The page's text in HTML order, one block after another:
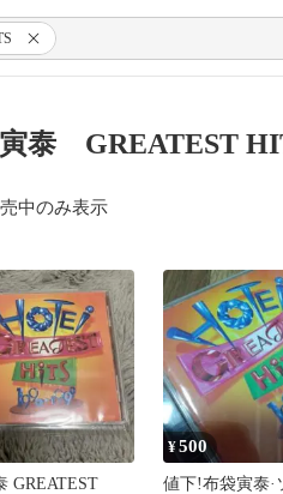
泰 GREATEST
中のみ表示
GREATEST
¥500
値下!布袋寅泰·